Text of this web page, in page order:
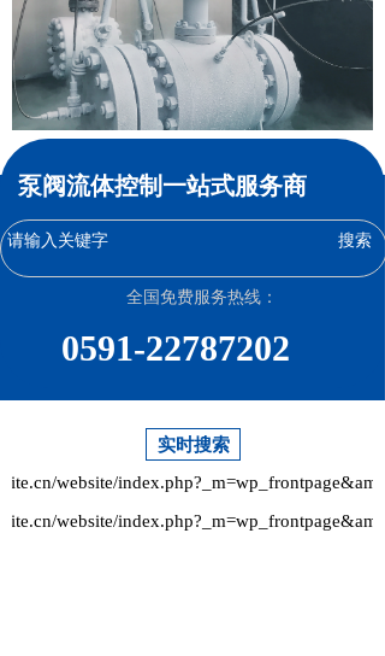
搜索
泵阀流体控制一站式服务商
全国免费服务热线：
0591-22787202
website/
website/
实时搜索